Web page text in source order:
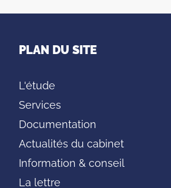
PLAN DU SITE
L'étude
Services
Documentation
Actualités du cabinet
Information & conseil
La lettre